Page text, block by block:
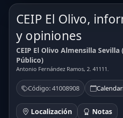
CEIP El Olivo,
y opiniones
CEIP El Olivo Almensilla Sevilla
Público)
Antonio Fernández Ramos, 2. 41111.
Código: 41008908
Localización
Notas